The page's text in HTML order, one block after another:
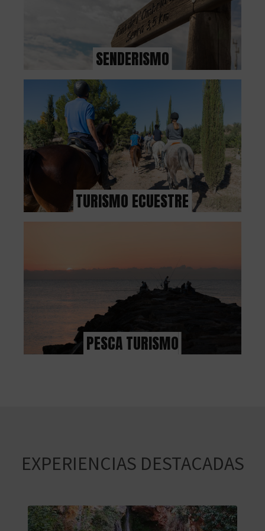
SENDERISMO
TURISMO ECUESTRE
PESCA TURISMO
EXPERIENCIAS DESTACADAS